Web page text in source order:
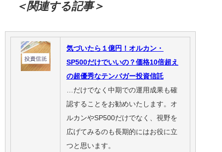
＜関連する記事＞
気づいたら１億円！オルカン・
SP500だけでいいの？価格10倍超え
の超優秀なテンバガー投資信託
…だけでなく中期での運用成果も確
認することをお勧めいたします。オ
ルカンやSP500だけでなく、視野を
広げてみるのも長期的にはお役に立
つと思います。